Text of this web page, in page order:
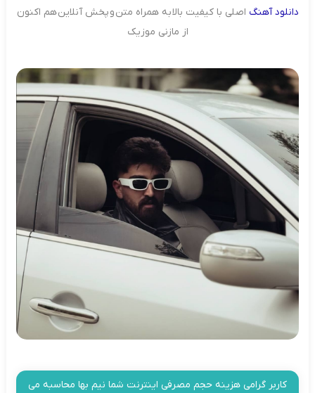
دانلود آهنگ اصلی با کیفیت بالا به همراه متن و پخش آنلاین هم اکنون
از مازنی موزیک
کاربر گرامی هزینه حجم مصرفی اینترنت شما نیم بها محاسبه می